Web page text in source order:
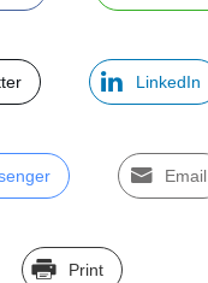
LinkedIn
Email
Print